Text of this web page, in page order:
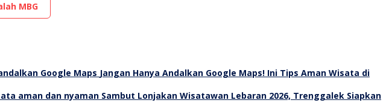
MBG
Jangan Hanya Andalkan Google Maps! Ini Tips Aman Wisata di
Sambut Lonjakan Wisatawan Lebaran 2026, Trenggalek Siapkan